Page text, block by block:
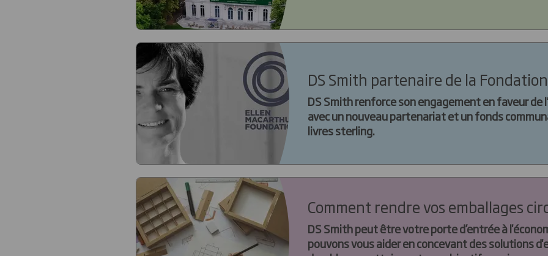
DS Smith partenaire de la
DS Smith renforce son engagement en faveur de
avec un nouveau partenariat et un fonds
livres sterling.
Comment rendre vos emballages
DS Smith peut être votre porte d’entrée à
pouvons vous aider en concevant des solutions